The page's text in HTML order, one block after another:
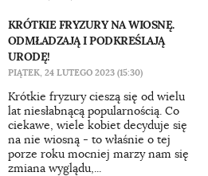
KRÓTKIE FRYZURY NA WIOSNĘ.
ODMŁADZAJĄ I PODKREŚLAJĄ
URODĘ!
PIĄTEK, 24 LUTEGO 2023 (15:30)
Krótkie fryzury cieszą się od wielu
lat niesłabnącą popularnością. Co
ciekawe, wiele kobiet decyduje się
na nie wiosną - to właśnie o tej
porze roku mocniej marzy nam się
zmiana wyglądu,...